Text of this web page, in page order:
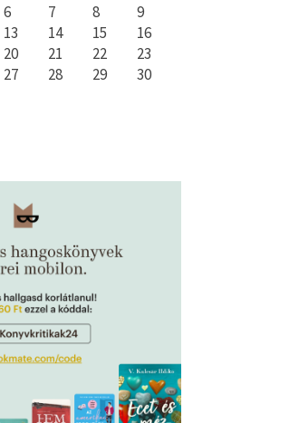
6 7 8
9
13 14 15
16
20 21 22
23
27 28 29
30